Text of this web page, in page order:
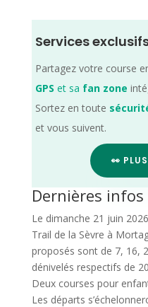
Services
Partagez votre course
GPS et sa fan zone
Sortez en toute
et vous suivent.
👀
Dernières infos
Le dimanche 21 juin
Trail de la Sèvre à
proposés sont de 7, 16,
dénivelés respectifs de
Deux courses pour
Les départs